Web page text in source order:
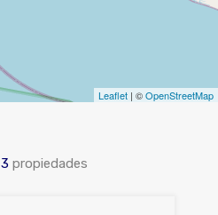
Leaflet | ©OpenStreetMap
3 propiedades